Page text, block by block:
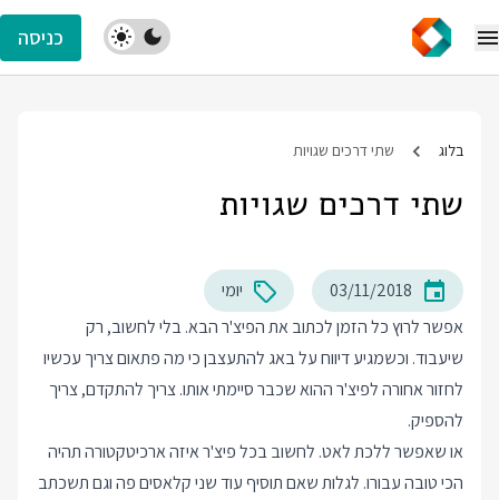
כניסה
בלוג שתי דרכים שגויות
שתי דרכים שגויות
03/11/2018
יומי
אפשר לרוץ כל הזמן לכתוב את הפיצ'ר הבא. בלי לחשוב, רק
שיעבוד. וכשמגיע דיווח על באג להתעצבן כי מה פתאום צריך עכשיו
לחזור אחורה לפיצ'ר ההוא שכבר סיימתי אותו. צריך להתקדם, צריך
להספיק.
או שאפשר ללכת לאט. לחשוב בכל פיצ'ר איזה ארכיטקטורה תהיה
הכי טובה עבורו. לגלות שאם תוסיף עוד שני קלאסים פה וגם תשכתב